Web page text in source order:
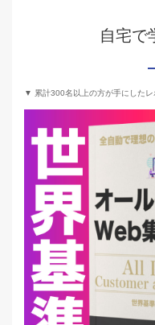
自宅で
▼ 累計300名以上の方が手にしたレ